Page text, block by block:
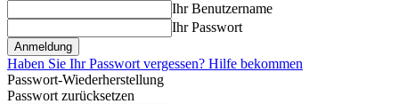
Ihr Benutzername
Ihr Passwort
Haben Sie Ihr Passwort vergessen? Hilfe bekommen
Passwort-Wiederherstellung
Passwort zurücksetzen